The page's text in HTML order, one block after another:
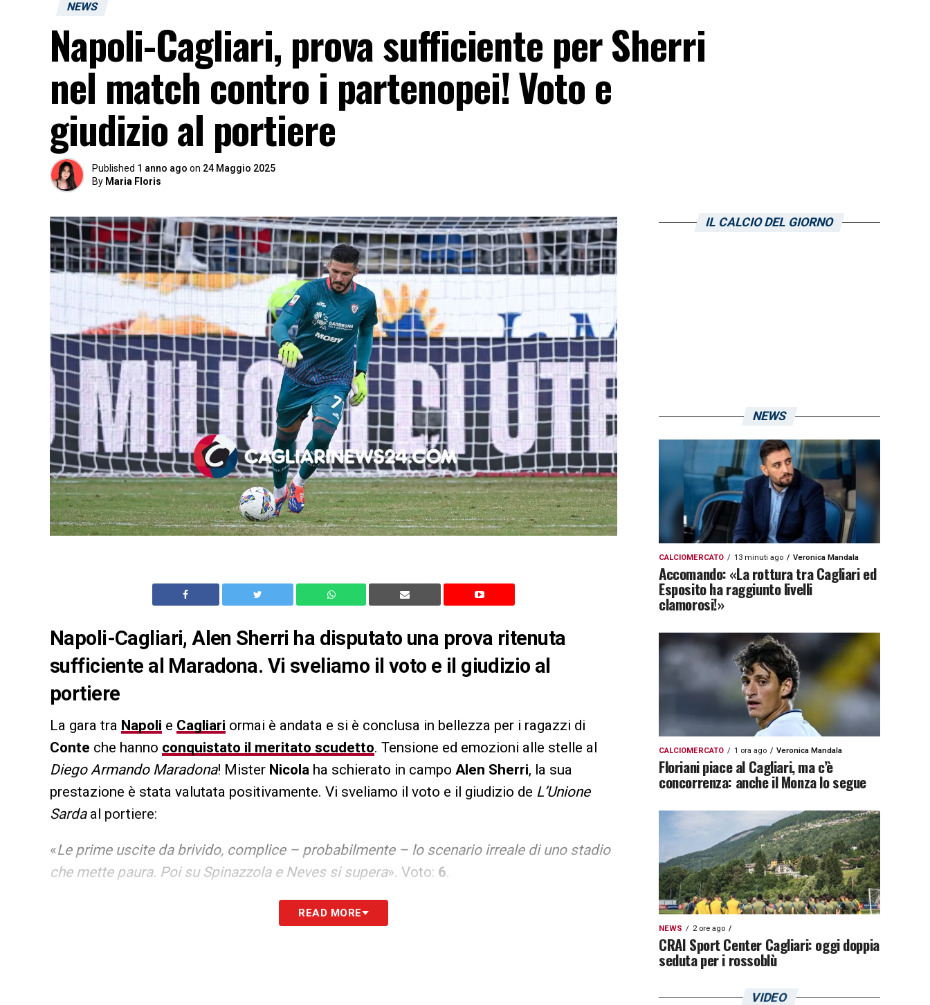
NEWS
Napoli-Cagliari, prova sufficiente per Sherri
nel match contro i partenopei! Voto e
giudizio al portiere
Published 1 anno ago on 24 Maggio 2025
By Maria Floris
Napoli-Cagliari, Alen Sherri ha disputato una prova ritenuta
sufficiente al Maradona. Vi sveliamo il voto e il giudizio al
portiere
La gara tra Napoli e Cagliari ormai è andata e si è conclusa in bellezza per i ragazzi di
Conte che hanno conquistato il meritato scudetto. Tensione ed emozioni alle stelle al
Diego Armando Maradona! Mister Nicola ha schierato in campo Alen Sherri, la sua
prestazione è stata valutata positivamente. Vi sveliamo il voto e il giudizio de L’Unione
Sardaal portiere:
«Le prime uscite da brivido, complice – probabilmente – lo scenario irreale di uno stadio
che mette paura. Poi su Spinazzola e Neves si supera». Voto: 6.
LA PLAYLIST DELLE NOSTRE TOP NEWSREAD MORE
IL CALCIO DEL GIORNO
NEWS
CALCIOMERCATO 13 minuti ago Veronica Mandala
Accomando: «La rottura tra Cagliari ed
Esposito ha raggiunto livelli
clamorosi!»
CALCIOMERCATO 1 ora ago Veronica Mandala
Floriani piace al Cagliari, ma c’è
concorrenza: anche il Monza lo segue
NEWS 2 ore ago
CRAI Sport Center Cagliari: oggi doppia
seduta per i rossoblù
VIDEO